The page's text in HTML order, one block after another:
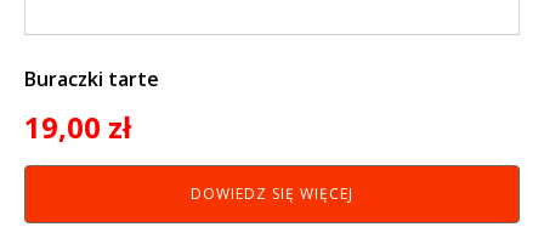
Buraczki tarte
19,00 zł
DOWIEDZ SIĘ WIĘCEJ